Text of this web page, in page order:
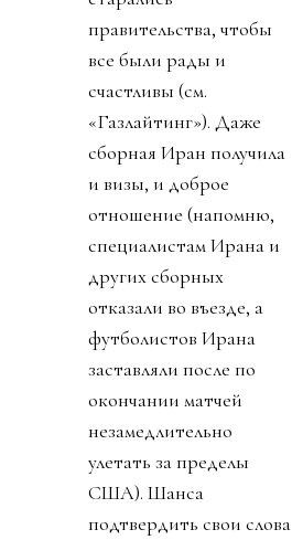
правительства, чтобы
все были рады и
счастливы (см.
«Газлайтинг»). Даже
сборная Иран получила
и визы, и доброе
отношение (напомню,
специалистам Ирана и
других сборных
отказали во въезде, а
футболистов Ирана
заставляли после по
окончании матчей
незамедлительно
улетать за пределы
США). Шанса
подтвердить свои слова